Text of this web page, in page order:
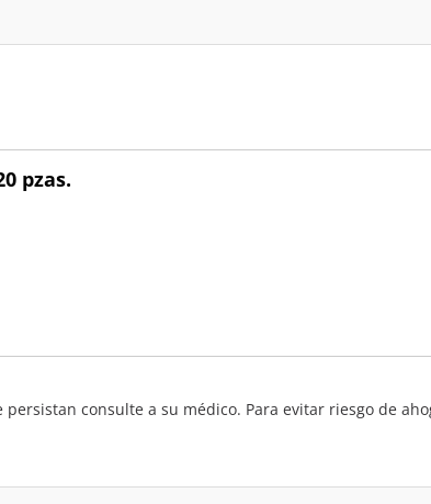
pzas.
consulte a su médico. Para evitar riesgo de